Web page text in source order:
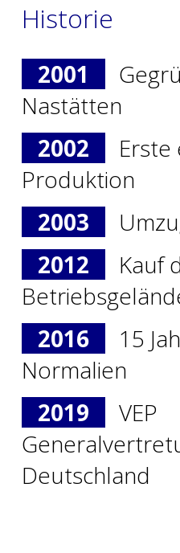
Historie
2001
Nastätten
2002
Erste
Produktion
2003
2012
Kauf
2016
15
Normalien
2019
VEP
Deutschland